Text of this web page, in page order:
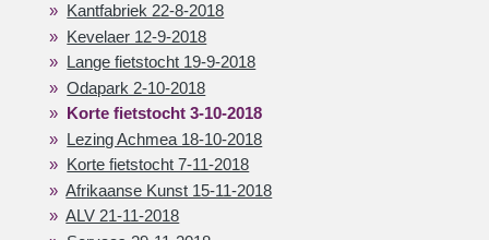
Kantfabriek 22-8-2018
Kevelaer 12-9-2018
Lange fietstocht 19-9-2018
Odapark 2-10-2018
Korte fietstocht 3-10-2018
Lezing Achmea 18-10-2018
Korte fietstocht 7-11-2018
Afrikaanse Kunst 15-11-2018
ALV 21-11-2018